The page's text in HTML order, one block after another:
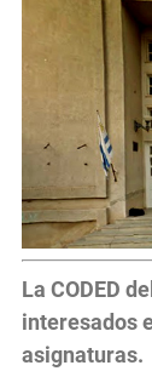
La CODED
interesados
asignaturas.